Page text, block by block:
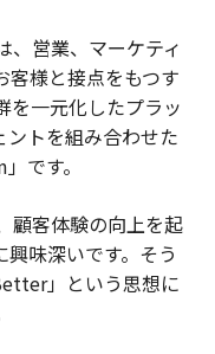
営業、マーケティ
客様と接点をもつす
を一元化したプラッ
ントを組み合わせた
です。
顧客体験の向上を起
味深いです。そう
」という思想に